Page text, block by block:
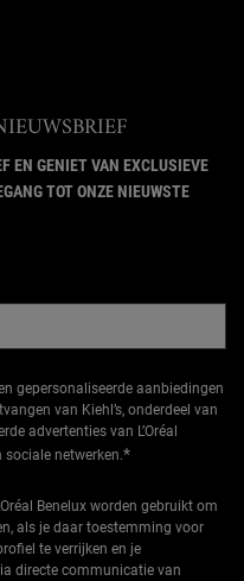
EN GENIET VAN EXCLUSIEVE
TOT ONZE NIEUWSTE
gepersonaliseerde aanbiedingen
van Kiehl’s, onderdeel van
advertenties van L’Oréal
sociale netwerken.*
Benelux worden gebruikt om
als je daar toestemming voor
te verrijken en je
directe communicatie van